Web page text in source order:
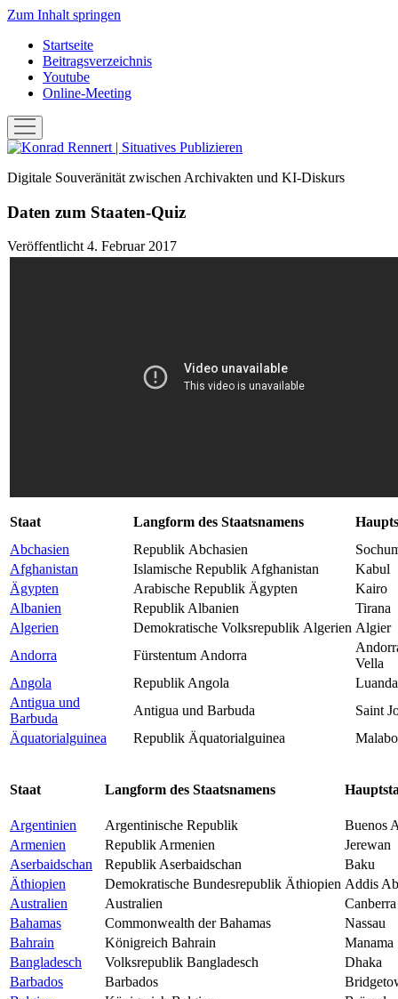
Zum Inhalt springen
Startseite
Beitragsverzeichnis
Youtube
Online-Meeting
Menü
öffnen
Konrad
|
Publizieren
Digitale Souveränität zwischen Archivakten und KI-Diskurs
Daten zum Staaten-Quiz
Veröffentlicht 4. Februar 2017
Staat Langform des Staatsnamens
Abchasien
Republik Abchasien
Afghanistan
Islamische Republik Afghanistan
Kabul
Ägypten
Arabische Republik Ägypten
Kairo
Albanien
Republik Albanien
Tirana
Algerien
Demokratische Volksrepublik Algerien Algier
Andorra
Fürstentum Andorra
Vella
Angola
Republik Angola
Luanda
Antigua und
Barbuda
Antigua und Barbuda
Saint
Äquatorialguinea
Republik Äquatorial­guinea Malabo
Staat Langform des Staatsnamens
Argentinien Argentinische Republik
Buenos
Armenien
Republik Armenien
Jerewan
Aserbaidschan
Republik Aserbaidschan
Baku
Äthiopien
Demokratische Bundesrepublik Äthiopien Addis
Australien
Australien
Canberra
Bahamas
Commonwealth der Bahamas
Nassau
Bahrain
Königreich Bahrain
Manama
Bangladesch
Volksrepublik Bangladesch
Dhaka
Barbados
Barbados